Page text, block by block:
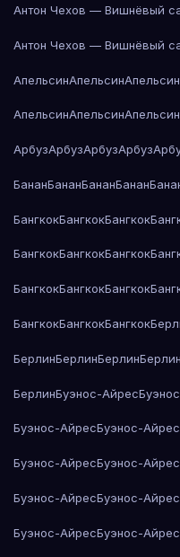
Антон Чехов — Вишнёвый
Антон Чехов — Вишнёвый
АпельсинАпельсинАпельсин
АпельсинАпельсинАпельсин
АрбузАрбузАрбузАрбуз
БананБананБананБанан
БангкокБангкокБангкок
БангкокБангкокБангкок
БангкокБангкокБангкок
БангкокБангкокБангкок
БерлинБерлинБерлинБерлин
БерлинБуэнос-Айрес
Буэнос-АйресБуэнос-Айрес
Буэнос-АйресБуэнос-Айрес
Буэнос-АйресБуэнос-Айрес
Буэнос-АйресБуэнос-Айрес